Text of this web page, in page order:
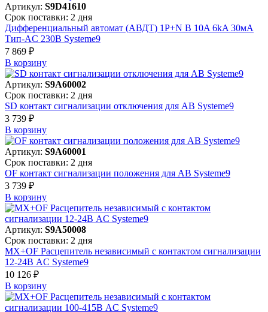
Артикул: S9D41610
Срок поставки: 2 дня
Дифференциальный автомат (АВДТ) 1P+N B 10A 6kA 30мА
Тип-AC 230В Systeme9
7 869 ₽
В корзинy
Артикул: S9A60002
Срок поставки: 2 дня
SD контакт сигнализации отключения для АВ Systeme9
3 739 ₽
В корзинy
Артикул: S9A60001
Срок поставки: 2 дня
OF контакт сигнализации положения для АВ Systeme9
3 739 ₽
В корзинy
Артикул: S9A50008
Срок поставки: 2 дня
MX+OF Расцепитель независимый с контактом сигнализации
12-24В AC Systeme9
10 126 ₽
В корзинy